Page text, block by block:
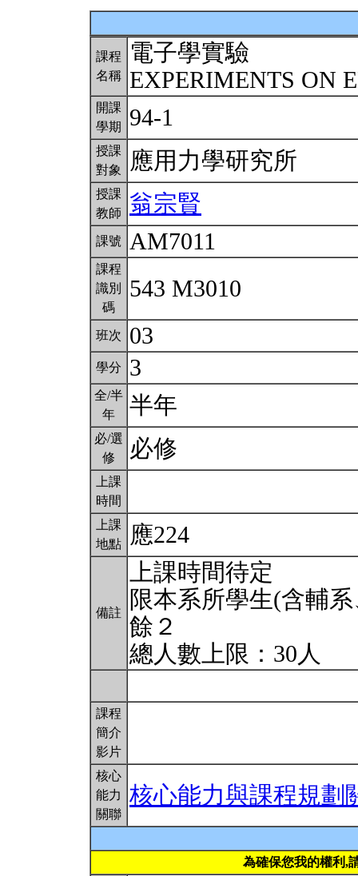
課程
名稱
電子學實驗
EXPERIMENTS ON
開課
學期
94-1
授課
對象
應用力學研究所
授課
教師
翁宗賢
課號 AM7011
課程
識別
碼
543 M3010
班次 03
學分 3
全/半
年
半年
必/選
修
必修
上課
時間
上課
地點
應224
備註
上課時間待定
限本系所學生(含輔
餘２
總人數上限：30人
課程
簡介
影片
核心
能力
關聯
核心能力與課程規劃
為確保您我的權利,